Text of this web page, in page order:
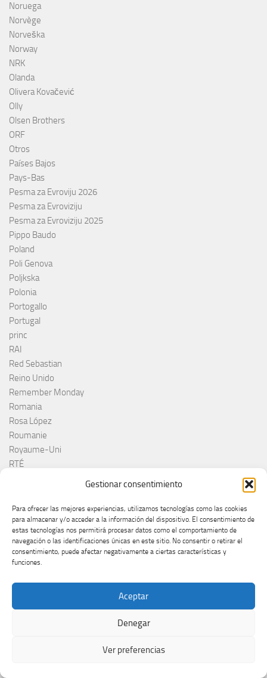
Gestionar consentimiento
Para ofrecer las mejores experiencias, utilizamos tecnologías como las cookies
para almacenar y/o acceder a la información del dispositivo. El consentimiento de
estas tecnologías nos permitirá procesar datos como el comportamiento de
navegación o las identificaciones únicas en este sitio. No consentir o retirar el
consentimiento, puede afectar negativamente a ciertas características y
funciones.
Aceptar
Denegar
Ver preferencias
Noruega
Norvège
Norveška
Norway
NRK
Olanda
Olivera Kovačević
Olly
Olsen Brothers
ORF
Otros
Países Bajos
Pays-Bas
Pesma za Evroviju 2026
Pesma za Evroviziju
Pesma za Evroviziju 2025
Pippo Baudo
Poland
Poli Genova
Poljkska
Polonia
Portogallo
Portugal
princ
RAI
Red Sebastian
Reino Unido
Remember Monday
Romania
Rosa López
Roumanie
Royaume-Uni
RTÉ
Rumanía
Rumunija
Rusia
Russia
Ruth Lorenzo
Sal Da Vinci